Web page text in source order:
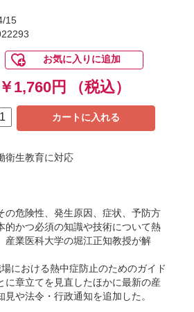
15
お気に入りに追加
￥1,760円 （税込）
カートに入れる
衛生教育に対応
の危険性、発生原因、症状、予防方
的かつ必須の知識や技術について熱
産業医科大学の堀江正知教授が解
における熱中症防止のためのガイド
に章立てを見直したほかに最新の産
や法令・行政通知を追加した。